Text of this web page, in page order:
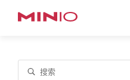
搜索